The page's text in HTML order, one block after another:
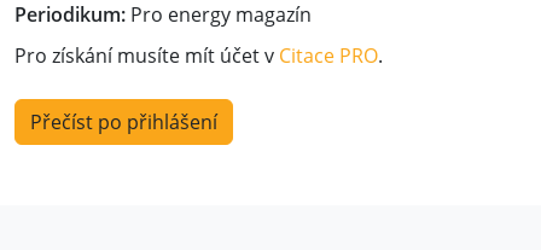
Periodikum: Pro energy magazín
Pro získání musíte mít účet v Citace PRO.
Přečíst po přihlášení